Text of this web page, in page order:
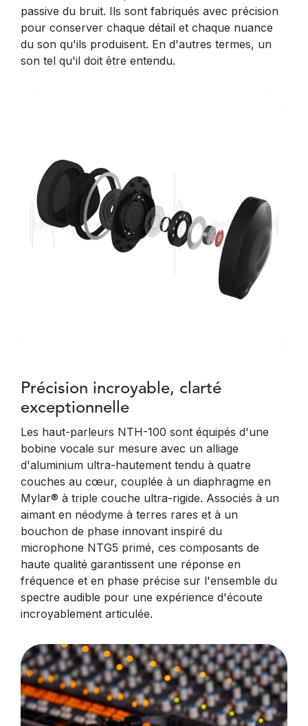
passive du bruit. Ils sont fabriqués avec précision
pour conserver chaque détail et chaque nuance
du son qu'ils produisent. En d'autres termes, un
son tel qu'il doit être entendu.
Précision incroyable, clarté
exceptionnelle
Les haut-parleurs NTH-100 sont équipés d'une
bobine vocale sur mesure avec un alliage
d'aluminium ultra-hautement tendu à quatre
couches au cœur, couplée à un diaphragme en
Mylar® à triple couche ultra-rigide. Associés à un
aimant en néodyme à terres rares et à un
bouchon de phase innovant inspiré du
microphone NTG5 primé, ces composants de
haute qualité garantissent une réponse en
fréquence et en phase précise sur l'ensemble du
spectre audible pour une expérience d'écoute
incroyablement articulée.